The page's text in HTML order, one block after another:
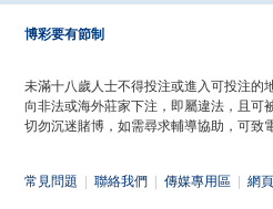
博彩要有節制
未滿十八歲人士不得投注或進入可投注的
向非法或海外莊家下注，即屬違法，且可
切勿沉迷賭博，如需尋求輔導協助，可致
常見問題 聯絡我們 傳媒專用區 網